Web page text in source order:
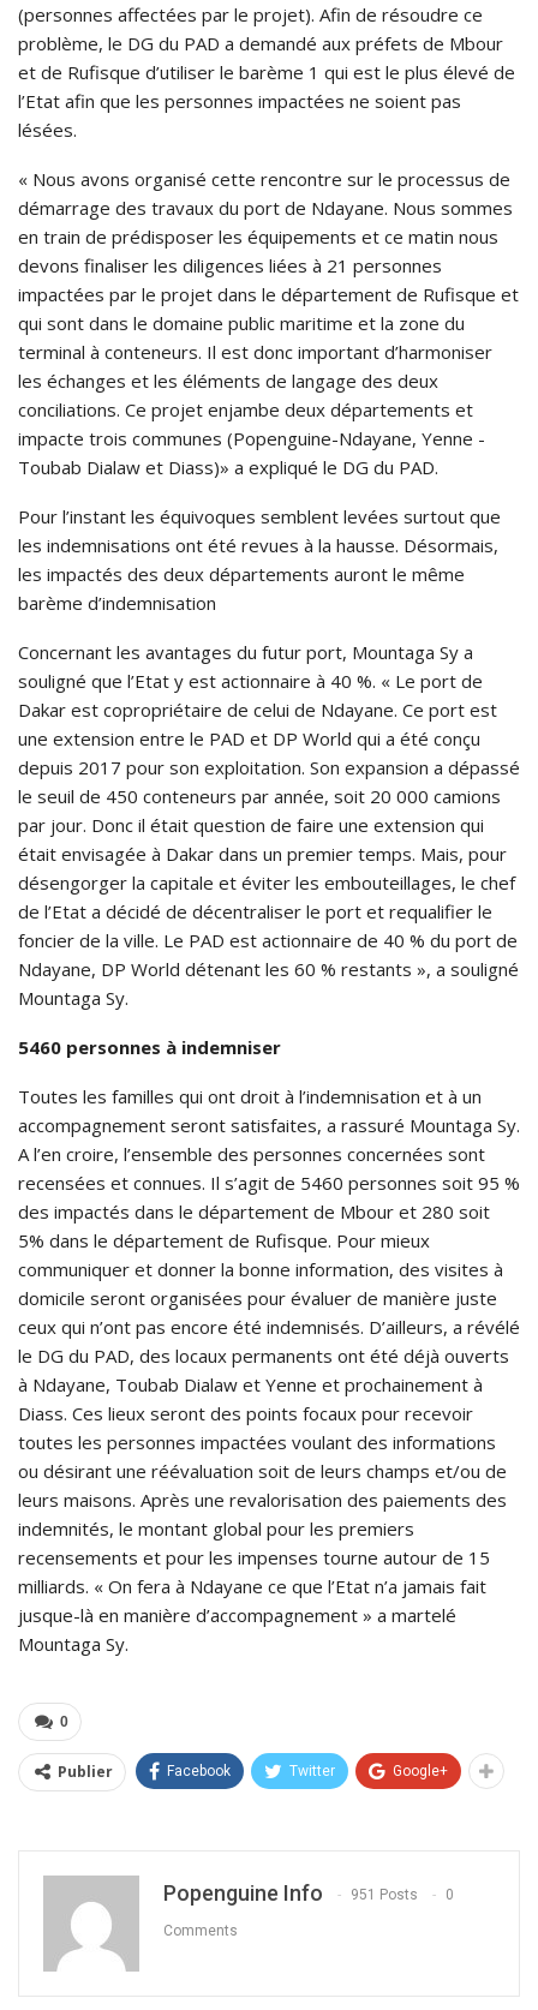
(personnes affectées par le projet). Afin de résoudre ce
problème, le DG du PAD a demandé aux préfets de Mbour
et de Rufisque d’utiliser le barème 1 qui est le plus élevé de
l’Etat afin que les personnes impactées ne soient pas
lésées.
« Nous avons organisé cette rencontre sur le processus de
démarrage des travaux du port de Ndayane. Nous sommes
en train de prédisposer les équipements et ce matin nous
devons finaliser les diligences liées à 21 personnes
impactées par le projet dans le département de Rufisque et
qui sont dans le domaine public maritime et la zone du
terminal à conteneurs. Il est donc important d’harmoniser
les échanges et les éléments de langage des deux
conciliations. Ce projet enjambe deux départements et
impacte trois communes (Popenguine-Ndayane, Yenne -
Toubab Dialaw et Diass)» a expliqué le DG du PAD.
Pour l’instant les équivoques semblent levées surtout que
les indemnisations ont été revues à la hausse. Désormais,
les impactés des deux départements auront le même
barème d’indemnisation
Concernant les avantages du futur port, Mountaga Sy a
souligné que l’Etat y est actionnaire à 40 %. « Le port de
Dakar est copropriétaire de celui de Ndayane. Ce port est
une extension entre le PAD et DP World qui a été conçu
depuis 2017 pour son exploitation. Son expansion a dépassé
le seuil de 450 conteneurs par année, soit 20 000 camions
par jour. Donc il était question de faire une extension qui
était envisagée à Dakar dans un premier temps. Mais, pour
désengorger la capitale et éviter les embouteillages, le chef
de l’Etat a décidé de décentraliser le port et requalifier le
foncier de la ville. Le PAD est actionnaire de 40 % du port de
Ndayane, DP World détenant les 60 % restants », a souligné
Mountaga Sy.
5460 personnes à indemniser
Toutes les familles qui ont droit à l’indemnisation et à un
accompagnement seront satisfaites, a rassuré Mountaga Sy.
A l’en croire, l’ensemble des personnes concernées sont
recensées et connues. Il s’agit de 5460 personnes soit 95 %
des impactés dans le département de Mbour et 280 soit
5% dans le département de Rufisque. Pour mieux
communiquer et donner la bonne information, des visites à
domicile seront organisées pour évaluer de manière juste
ceux qui n’ont pas encore été indemnisés. D’ailleurs, a révélé
le DG du PAD, des locaux permanents ont été déjà ouverts
à Ndayane, Toubab Dialaw et Yenne et prochainement à
Diass. Ces lieux seront des points focaux pour recevoir
toutes les personnes impactées voulant des informations
ou désirant une réévaluation soit de leurs champs et/ou de
leurs maisons. Après une revalorisation des paiements des
indemnités, le montant global pour les premiers
recensements et pour les impenses tourne autour de 15
milliards. « On fera à Ndayane ce que l’Etat n’a jamais fait
jusque-là en manière d’accompagnement » a martelé
Mountaga Sy.
0
Publier Facebook Twitter Google+
Popenguine Info 951 Posts 0
Comments